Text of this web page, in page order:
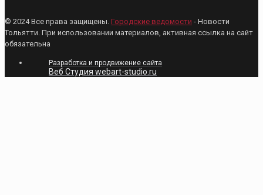
© 2024 Все права защищены. Городские ведомости - Новости
Тольятти. При использовании материалов, активная ссылка на сайт
обязательна
Разработка и продвижение сайта
Веб Студия webart-studio.ru